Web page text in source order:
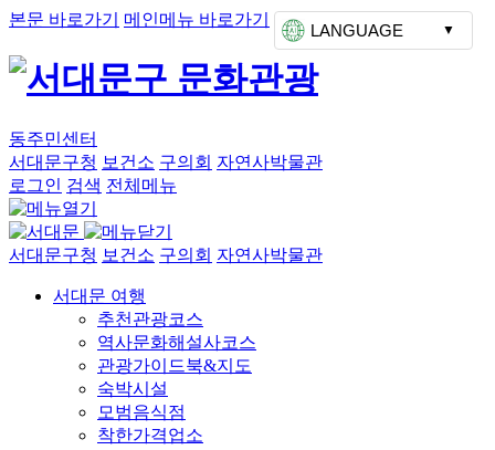
본문 바로가기 메인메뉴 바로가기
LANGUAGE
동주민센터
서대문구청 보건소 구의회 자연사박물관
로그인 검색 전체메뉴
서대문구청 보건소 구의회 자연사박물관
서대문 여행
추천관광코스
역사문화해설사코스
관광가이드북&지도
숙박시설
모범음식점
착한가격업소